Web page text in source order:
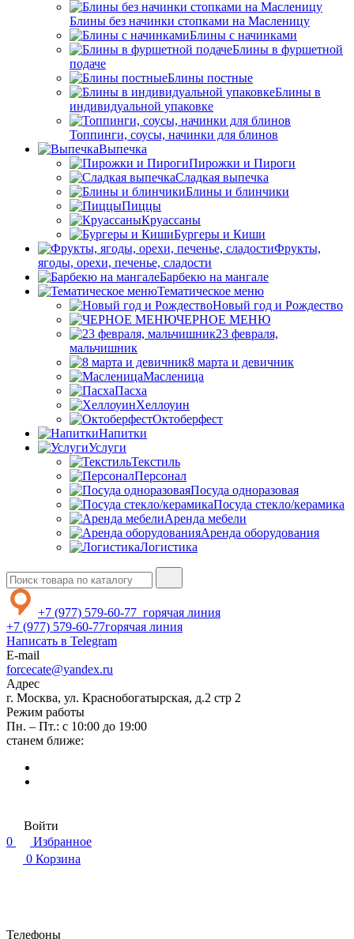
Блины без начинки стопками на Масленицу
Блины с начинками
Блины в фуршетной
подаче
Блины постные
Блины в
индивидуальной упаковке
Топпинги, соусы, начинки для блинов
Выпечка
Пирожки и Пироги
Сладкая выпечка
Блины и блинчики
Пиццы
Круасcаны
Бургеры и Киши
Фрукты,
ягоды, орехи, печенье, сладости
Барбекю на мангале
Тематическое меню
Новый год и Рождество
ЧЕРНОЕ МЕНЮ
23 февраля,
мальчишник
8 марта и девичник
Масленица
Пасха
Хеллоуин
Октоберфест
Напитки
Услуги
Текстиль
Персонал
Посуда одноразовая
Посуда стекло/керамика
Аренда мебели
Аренда оборудования
Логистика
+7 (977) 579-60-77 горячая линия
+7 (977) 579-60-77горячая линия
Написать в Telegram
E-mail
forcecate@yandex.ru
Адрес
г. Москва, ул. Краснобогатырская, д.2 стр 2
Режим работы
Пн. – Пт.: с 10:00 до 19:00
станем ближе:
Войти
0
Избранное
0 Корзина
Телефоны